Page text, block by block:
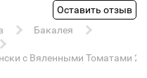
Оставить отзыв
Бакалея
с Вяленными Томатами